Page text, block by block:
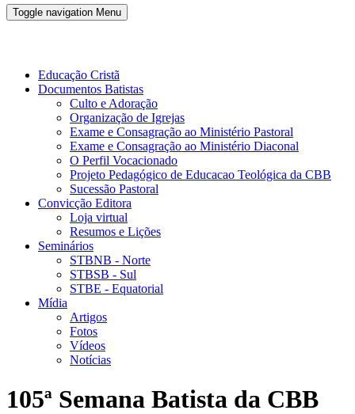
Toggle navigation Menu
Educação Cristã
Documentos Batistas
Culto e Adoração
Organização de Igrejas
Exame e Consagração ao Ministério Pastoral
Exame e Consagração ao Ministério Diaconal
O Perfil Vocacionado
Projeto Pedagógico de Educacao Teológica da CBB
Sucessão Pastoral
Convicção Editora
Loja virtual
Resumos e Lições
Seminários
STBNB - Norte
STBSB - Sul
STBE - Equatorial
Mídia
Artigos
Fotos
Vídeos
Notícias
105ª Semana Batista da CBB